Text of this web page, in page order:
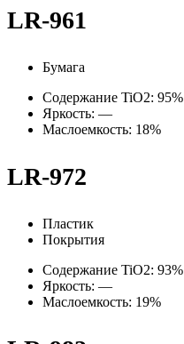
LR-961
Бумага
Содержание TiO2: 95%
Яркость: —
Маслоемкость: 18%
LR-972
Пластик
Покрытия
Содержание TiO2: 93%
Яркость: —
Маслоемкость: 19%